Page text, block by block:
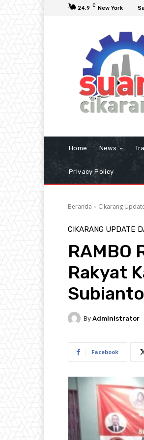
24.9 C New York
Home News
Privacy Policy
Beranda Cikarang
CIKARANG UPDATE
RAMBO
Rakyat
By Administrator
Facebook